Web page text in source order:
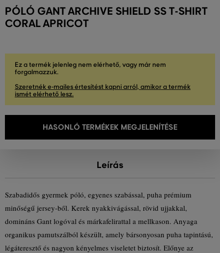
PÓLÓ GANT ARCHIVE SHIELD SS T-SHIRT
CORAL APRICOT
Ez a termék jelenleg nem elérhető, vagy már nem
forgalmazzuk.
Szeretnék e-mailes értesítést kapni arról, amikor a termék
ismét elérhető lesz.
HASONLÓ TERMÉKEK MEGJELENÍTÉSE
Leírás
Szabadidős gyermek póló, egyenes szabással, puha prémium
minőségű jersey-ből. Kerek nyakkivágással, rövid ujjakkal,
domináns Gant logóval és márkafelirattal a mellkason. Anyaga
organikus pamutszálból készült, amely bársonyosan puha tapintású,
légáteresztő és nagyon kényelmes viseletet biztosít. Előnye az